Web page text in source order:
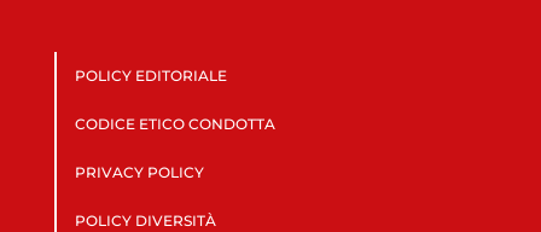
POLICY EDITORIALE
CODICE ETICO CONDOTTA
PRIVACY POLICY
POLICY DIVERSITÀ